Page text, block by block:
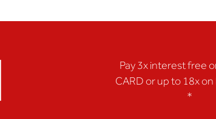
Pay 3x interest free
CARD or up to 18x
*